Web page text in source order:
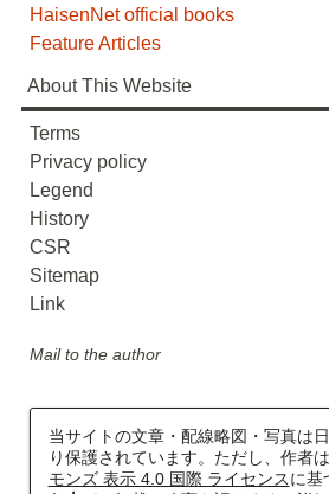
HaisenNet official books
Feature Articles
About This Website
Terms
Privacy policy
Legend
History
CSR
Sitemap
Link
Mail to the author
当サイトの文章・配線略図・写真は
り保護されています。ただし、作者は
モンズ 表示 4.0 国際 ライセンスに基